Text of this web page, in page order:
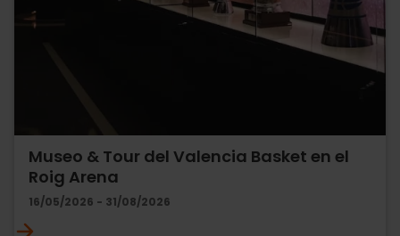
Museo & Tour del Valencia Basket en el
Roig Arena
16/05/2026 - 31/08/2026